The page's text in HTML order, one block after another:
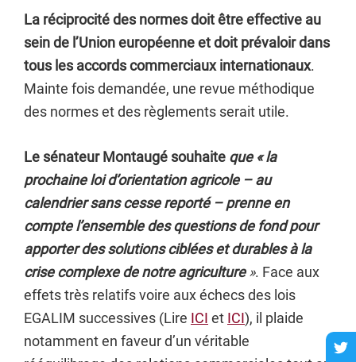
La réciprocité des normes doit être effective au
sein de l’Union européenne et doit prévaloir dans
tous les accords commerciaux internationaux.
Mainte fois demandée, une revue méthodique
des normes et des règlements serait utile.
Le sénateur Montaugé souhaite que « la
prochaine loi d’orientation agricole – au
calendrier sans cesse reporté – prenne en
compte l’ensemble des questions de fond pour
apporter des solutions ciblées et durables à la
crise complexe de notre agriculture». Face aux
effets très relatifs voire aux échecs des lois
EGALIM successives (Lire ICI et ICI), il plaide
notamment en faveur d’un véritable